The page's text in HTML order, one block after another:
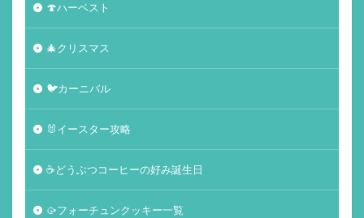
🍄ハーベスト
🎄クリスマス
🐦カーニバル
🐰イースター攻略
☕️どうぶつコーヒーの好み誕生日
🥠フォーチュンクッキー一覧